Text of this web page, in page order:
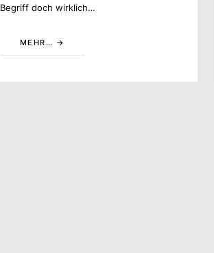
Begriff doch wirklich…
MEHR…